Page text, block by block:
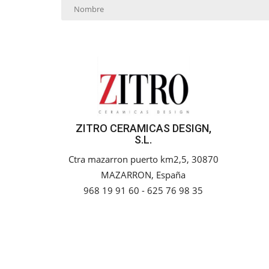
ZITRO CERAMICAS DESIGN,
S.L.
Ctra mazarron puerto km2,5, 30870
MAZARRON, España
968 19 91 60 - 625 76 98 35